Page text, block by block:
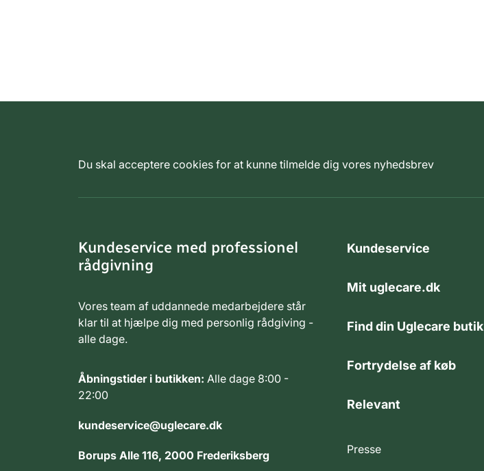
Du skal acceptere cookies for at kunne tilmelde dig vores nyhedsbrev
Kundeservice med professionel
rådgivning
Vores team af uddannede medarbejdere står
klar til at hjælpe dig med personlig rådgiving -
alle dage.
Åbningstider i butikken: Alle dage 8:00 -
22:00
kundeservice@uglecare.dk
Borups Alle 116, 2000 Frederiksberg
Kundeservice
Mit uglecare.dk
Find din Uglecare butik
Fortrydelse af køb
Relevant
Presse